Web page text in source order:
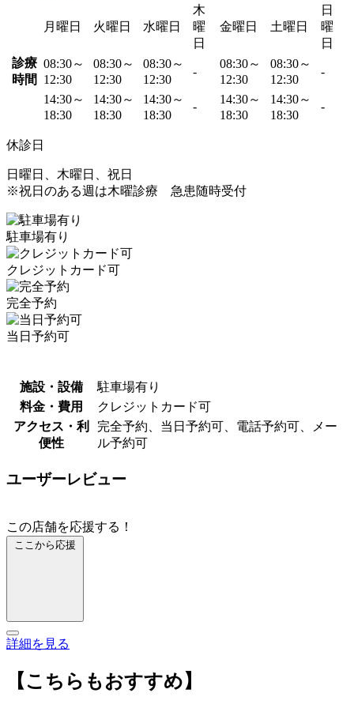
月曜日 火曜日 水曜日
木
曜
日
金曜日 土曜日
日
曜
日
診療
時間
08:30～
12:30
08:30～
12:30
08:30～
12:30
-
08:30～
12:30
08:30～
12:30
-
14:30～
18:30
14:30～
18:30
14:30～
18:30
-
14:30～
18:30
14:30～
18:30
-
休診日
日曜日、木曜日、祝日
※祝日のある週は木曜診療 急患随時受付
駐車場有り
クレジットカード可
完全予約
当日予約可
施設・設備
駐車場有り
料金・費用
クレジットカード可
アクセス・利
便性
完全予約、当日予約可、電話予約可、メー
ル予約可
ユーザーレビュー
この店舗を応援する！
ここから応援
詳細を見る
【こちらもおすすめ】